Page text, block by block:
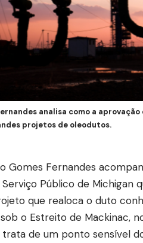
analisa como a
projetos de oleodutos.
Gomes Fernandes
Público de Michigan
que realoca o duto
o Estreito de Mackinac,
de um ponto sensível